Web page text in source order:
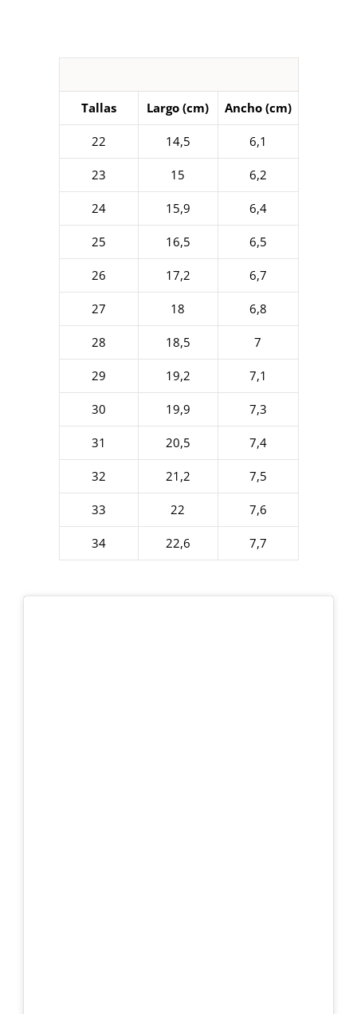
Tallas Largo (cm) Ancho (cm)
22 14,5 6,1
23 15 6,2
24 15,9 6,4
25 16,5 6,5
26 17,2 6,7
27 18 6,8
28 18,5 7
29 19,2 7,1
30 19,9 7,3
31 20,5 7,4
32 21,2 7,5
33 22 7,6
34 22,6 7,7